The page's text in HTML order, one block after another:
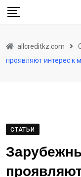
Skip
allcreditkz.com
проявляют интерес к
СТАТЬИ